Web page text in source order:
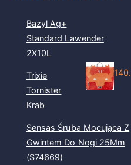
Bazyl Ag+
Standard Lawender
2X10L
Trixie
Tornister
Krab
Sensas Śruba Mocująca Z
Gwintem Do Nogi 25Mm
(S74669)